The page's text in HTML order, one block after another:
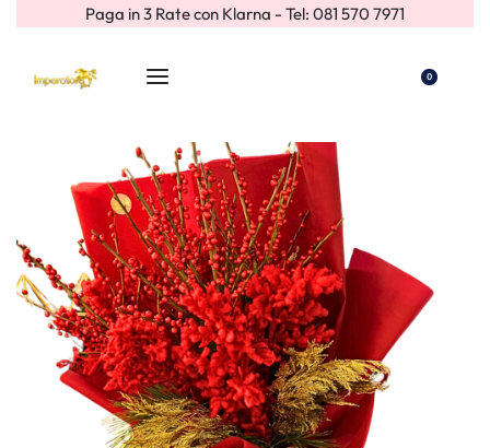
Paga in 3 Rate con Klarna - Tel: 081 570 7971
0